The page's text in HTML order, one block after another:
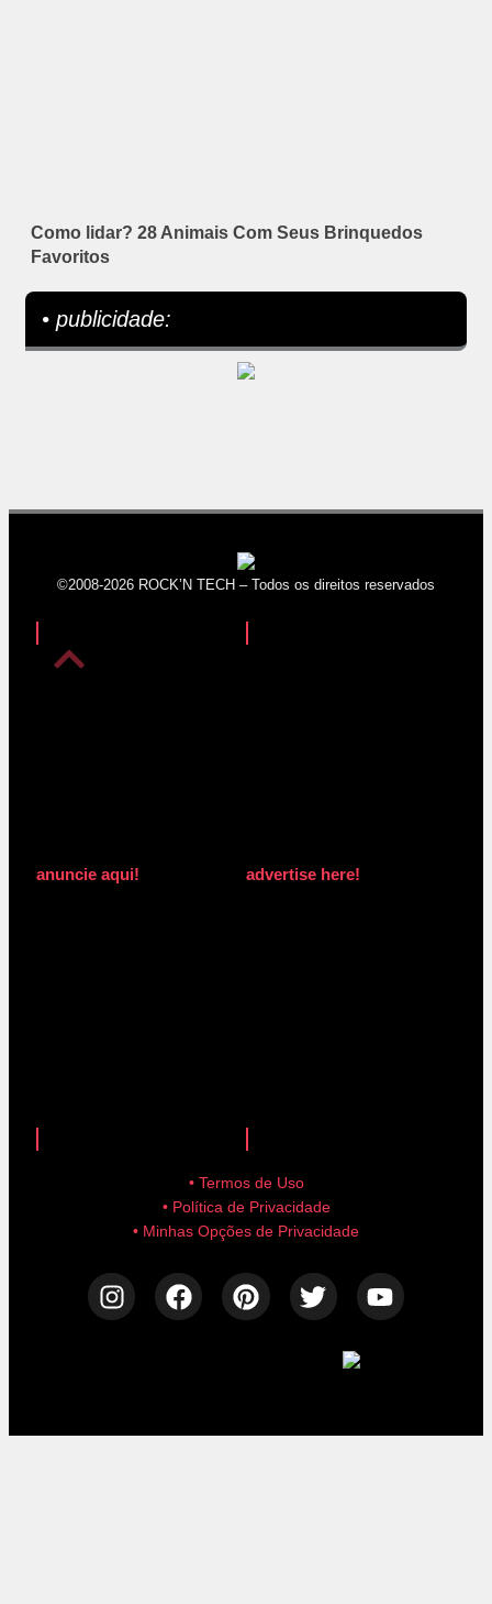
Como lidar? 28 Animais Com Seus Brinquedos
Favoritos
• publicidade:
©2008-2026 ROCK’N TECH – Todos os direitos reservados
anuncie aqui! advertise here!
• Termos de Uso
• Política de Privacidade
• Minhas Opções de Privacidade